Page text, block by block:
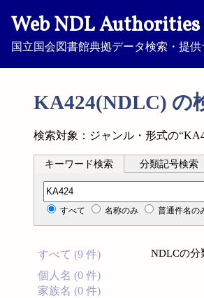
Web NDL Authorities
国立国会図書館典拠データ検索・提供
KA424(NDLC) の
検索対象：ジャンル・形式の
キーワード検索 分類記号検索
分類記号検索
すべて 名称のみ 普通件名の
すべて (9 件)
個人名 (0 件)
家族名 (0 件)
NDLCの分